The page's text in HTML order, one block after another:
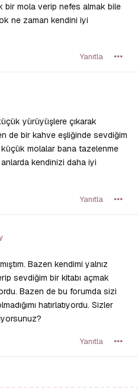
bir mola verip nefes almak bile
ne zaman kendini iyi
Yanıtla
yürüyüşlere çıkarak
de bir kahve eşliğinde sevdiğim
molalar bana tazelenme
kendinizi daha iyi
Yanıtla
Bazen kendimi yalnız
sevdiğim bir kitabı açmak
Bazen de bu forumda sizi
hatırlatıyordu. Sizler
Yanıtla